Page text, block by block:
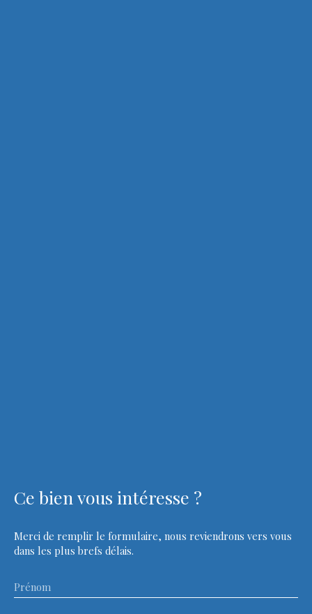
Ce bien vous intéresse ?
Merci de remplir le formulaire, nous reviendrons vers vous
dans les plus brefs délais.
Prénom